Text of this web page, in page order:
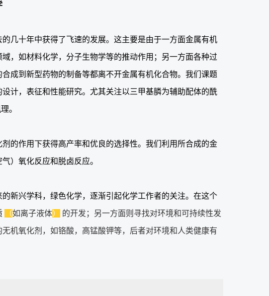
几十年中获得了飞速的发展。这主要是由于一方面金属有机
，如材料化学，分子生物学等的推动作用；另一方面各种过
成到新型药物的制备等都离不开金属有机化合物。我们课题
计，表征和性能研究。尤其关注以三甲基膦为辅助配体的酰
。
的作用下获得高产率和优良的选择性。我们利用所合成的金
）氧化反应和脱卤反应。
新兴学科，绿色化学，逐渐引起化学工作者的关注。在这个
（如离子液体） 的开发；另一方面则寻找对环境和可持续性发
机氧化剂，如铬酸，高锰酸钾等，后者对环境和人类健康有